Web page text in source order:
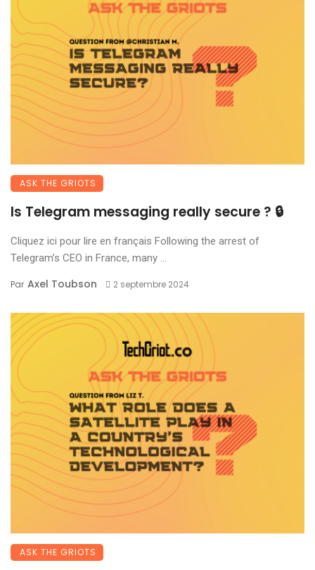
ASK THE GRIOTS
Is Telegram messaging really secure ? 🔒
Cliquez ici pour lire en français Following the arrest of
Telegram’s CEO in France, many ...
Par Axel Toubson 2 septembre 2024
ASK THE GRIOTS